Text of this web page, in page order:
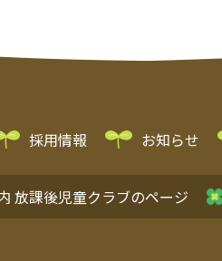
採用情報 お知らせ
放課後児童クラブのページ